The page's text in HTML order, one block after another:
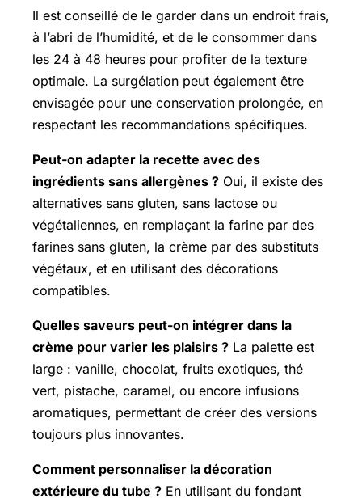
Il est conseillé de le garder dans un endroit frais,
à l’abri de l’humidité, et de le consommer dans
les 24 à 48 heures pour profiter de la texture
optimale. La surgélation peut également être
envisagée pour une conservation prolongée, en
respectant les recommandations spécifiques.
Peut-on adapter la recette avec des
ingrédients sans allergènes ? Oui, il existe des
alternatives sans gluten, sans lactose ou
végétaliennes, en remplaçant la farine par des
farines sans gluten, la crème par des substituts
végétaux, et en utilisant des décorations
compatibles.
Quelles saveurs peut-on intégrer dans la
crème pour varier les plaisirs ? La palette est
large : vanille, chocolat, fruits exotiques, thé
vert, pistache, caramel, ou encore infusions
aromatiques, permettant de créer des versions
toujours plus innovantes.
Comment personnaliser la décoration
extérieure du tube ? En utilisant du fondant